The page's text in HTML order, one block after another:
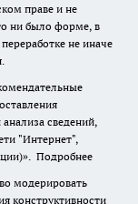
праве и не
ни было форме, в
не иначе
сведений,
"Интернет",
Подробнее
модерировать
конструктивности